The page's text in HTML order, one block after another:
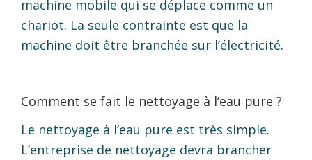
machine mobile qui se déplace comme un
chariot. La seule contrainte est que la
machine doit être branchée sur l’électricité.
Comment se fait le nettoyage à l’eau pure ?
Le nettoyage à l’eau pure est très simple.
L’entreprise de nettoyage devra brancher